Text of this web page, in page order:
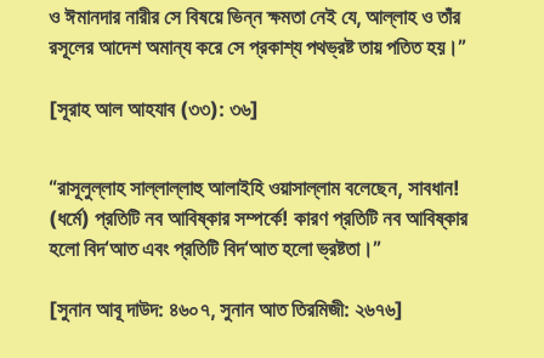
ও ঈমানদার নারীর সে বিষয়ে ভিন্ন ক্ষমতা নেই যে, আল্লাহ ও তাঁর
রসূলের আদেশ অমান্য করে সে প্রকাশ্য পথভ্রষ্ট তায় পতিত হয়।”
[সূরাহ আল আহযাব (৩৩): ৩৬]
“রাসূলুল্লাহ সাল্লাল্লাহু আলাইহি ওয়াসাল্লাম বলেছেন, সাবধান!
(ধর্মে) প্রতিটি নব আবিষ্কার সম্পর্কে! কারণ প্রতিটি নব আবিষ্কার
হলো বিদ‘আত এবং প্রতিটি বিদ‘আত হলো ভ্রষ্টতা।”
[সুনান আবূ দাউদ: ৪৬০৭, সুনান আত তিরমিজী: ২৬৭৬]